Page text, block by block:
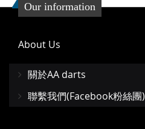
Our information
About Us
關於AA darts
聯繫我們(Facebook粉絲團)